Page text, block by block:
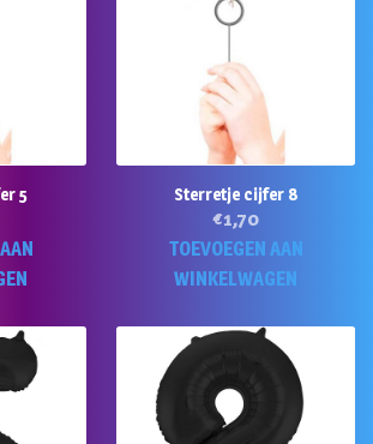
5 Sterretje cijfer 8
€1,70
TOEVOEGEN AAN
WINKELWAGEN